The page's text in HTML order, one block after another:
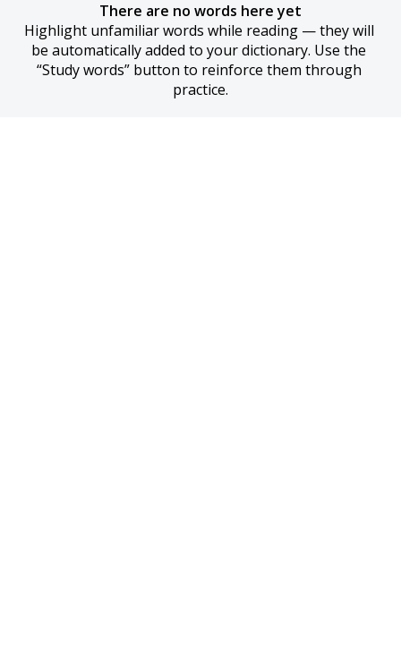
There are no words here yet
Highlight unfamiliar words while reading — they will
be automatically added to your dictionary. Use the
“Study words” button to reinforce them through
practice.